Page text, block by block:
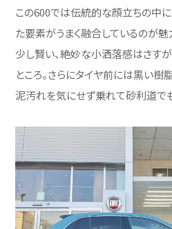
この600では伝統的な顔立ちの中
た要素がうまく融合しているのが魅
少し賢い、絶妙な小洒落感はさす
ところ。さらにタイヤ前には黒い樹
泥汚れを気にせず乗れて砂利道で